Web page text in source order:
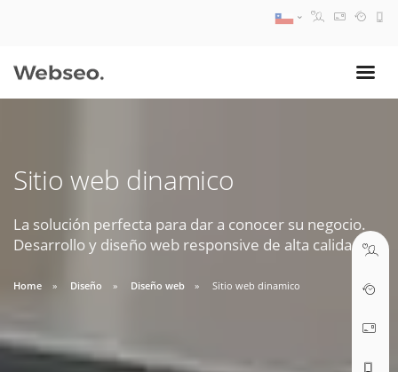
Sitio web dinamico
La solución perfecta para dar a conocer su negocio.
Desarrollo y diseño web responsive de alta calidad.
Home Diseño Diseño web Sitio web dinamico
09:30 AM A 18:30 PM
soporte@webseo.cl